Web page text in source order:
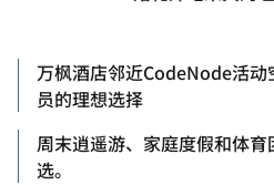
万枫酒店邻近CodeNode活
员的理想选择
周末逍遥游、家庭度假和体
选。